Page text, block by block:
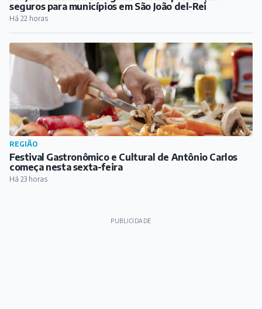
seguros para municípios em São João del-Rei
Há 22 horas
REGIÃO
Festival Gastronômico e Cultural de Antônio Carlos
começa nesta sexta-feira
Há 23 horas
PUBLICIDADE